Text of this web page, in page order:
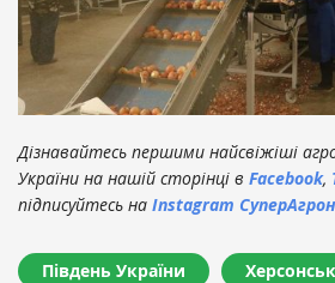
Дізнавайтесь першими найсвіжіші
України на нашій сторінці в Facebook,
підписуйтесь на Instagram
Південь України